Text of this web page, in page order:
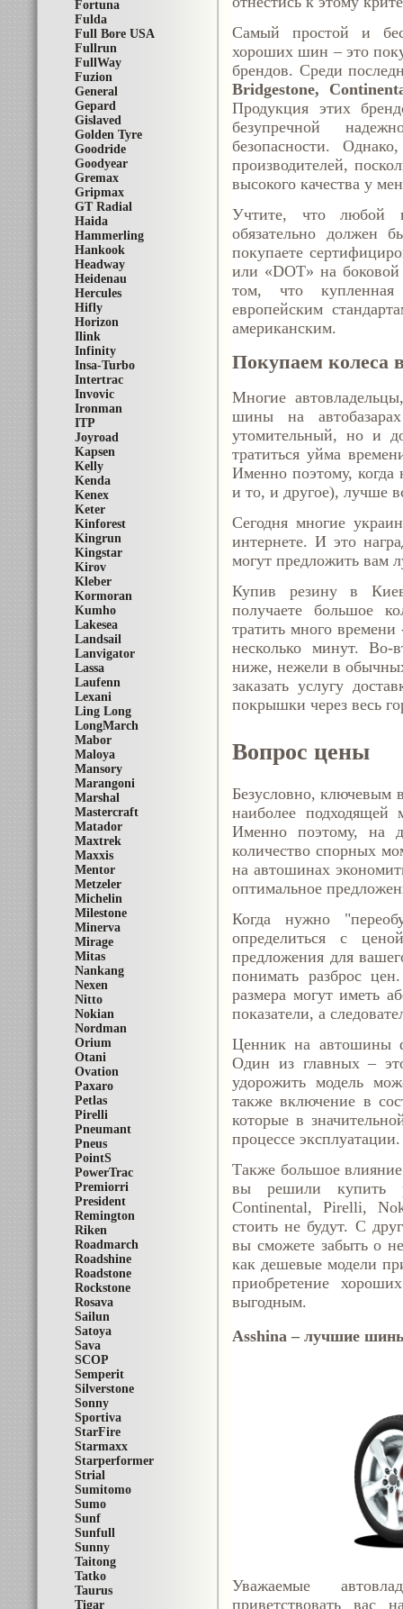
Fortuna
Fulda
Full Bore USA
Fullrun
FullWay
Fuzion
General
Gepard
Gislaved
Golden Tyre
Goodride
Goodyear
Gremax
Gripmax
GT Radial
Haida
Hammerling
Hankook
Headway
Heidenau
Hercules
Hifly
Horizon
Ilink
Infinity
Insa-Turbo
Intertrac
Invovic
Ironman
ITP
Joyroad
Kapsen
Kelly
Kenda
Kenex
Keter
Kinforest
Kingrun
Kingstar
Kirov
Kleber
Kormoran
Kumho
Lakesea
Landsail
Lanvigator
Lassa
Laufenn
Lexani
Ling Long
LongMarch
Mabor
Maloya
Mansory
Marangoni
Marshal
Mastercraft
Matador
Maxtrek
Maxxis
Mentor
Metzeler
Michelin
Milestone
Minerva
Mirage
Mitas
Nankang
Nexen
Nitto
Nokian
Nordman
Orium
Otani
Ovation
Paxaro
Petlas
Pirelli
Pneumant
Pneus
PointS
PowerTrac
Premiorri
President
Remington
Riken
Roadmarch
Roadshine
Roadstone
Rockstone
Rosava
Sailun
Satoya
Sava
SCOP
Semperit
Silverstone
Sonny
Sportiva
StarFire
Starmaxx
Starperformer
Strial
Sumitomo
Sumo
Sunf
Sunfull
Sunny
Taitong
Tatko
Taurus
Tigar
Самый простой и
хороших шин – это
брендов. Среди
Bridgestone,
Продукция этих
безупречной
безопасности.
производителей,
высокого качества у
Учтите, что любой
обязательно должен
покупаете
или «DOT» на
том, что купленная
европейским
американским.
Покупаем колеса
Многие
шины на
утомительный, но и
тратиться уйма
Именно поэтому,
и то, и другое), лучше
Сегодня многие
интернете. И это
могут предложить вам
Купив резину в
получаете большое
тратить много
несколько минут. Во-
ниже, нежели в
заказать услугу
покрышки через весь
Вопрос цены
Безусловно, ключевым
наиболее
Именно поэтому, на
количество спорных
на автошинах
оптимальное
Когда нужно
определиться с
предложения для
понимать разброс
размера могут иметь
показатели, а
Ценник на автошины
Один из главных –
удорожить модель
также включение в
которые в
процессе эксплуатации.
Также большое
вы решили купить
Continental, Pirelli,
стоить не будут. С
вы сможете забыть о
как дешевые модели
приобретение
выгодным.
Asshina – лучшие
Уважаемые
приветствовать вас